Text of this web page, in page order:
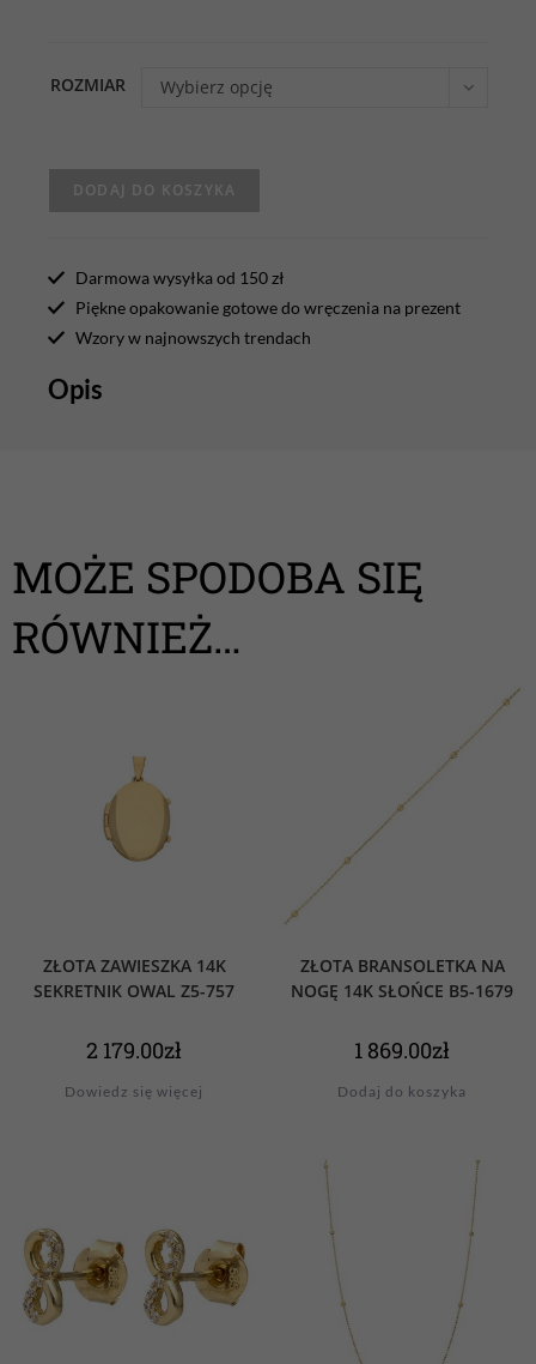
ROZMIAR Wybierz opcję
DODAJ DO KOSZYKA
Darmowa wysyłka od 150 zł
Piękne opakowanie gotowe do wręczenia na prezent
Wzory w najnowszych trendach
Opis
MOŻE SPODOBA SIĘ
RÓWNIEŻ…
ZŁOTA ZAWIESZKA 14K
SEKRETNIK OWAL Z5-757
2 179.00zł
Dowiedz się więcej
ZŁOTA BRANSOLETKA NA
NOGĘ 14K SŁOŃCE B5-1679
1 869.00zł
Dodaj do koszyka